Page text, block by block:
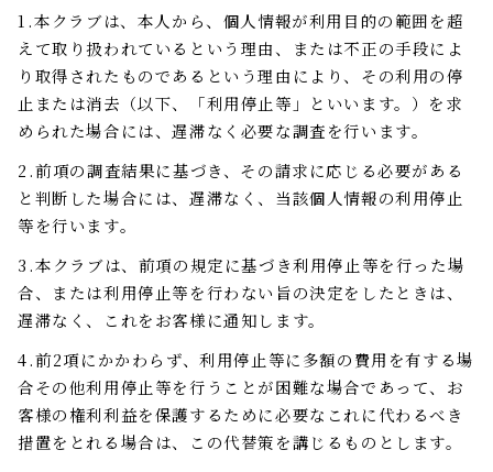
1.本クラブは、本人から、個人情報が利用目的の範囲を超
えて取り扱われているという理由、または不正の手段によ
り取得されたものであるという理由により、その利用の停
止または消去（以下、「利用停止等」といいます。）を求
められた場合には、遅滞なく必要な調査を行います。
2.前項の調査結果に基づき、その請求に応じる必要がある
と判断した場合には、遅滞なく、当該個人情報の利用停止
等を行います。
3.本クラブは、前項の規定に基づき利用停止等を行った場
合、または利用停止等を行わない旨の決定をしたときは、
遅滞なく、これをお客様に通知します。
4.前2項にかかわらず、利用停止等に多額の費用を有する場
合その他利用停止等を行うことが困難な場合であって、お
客様の権利利益を保護するために必要なこれに代わるべき
措置をとれる場合は、この代替策を講じるものとします。